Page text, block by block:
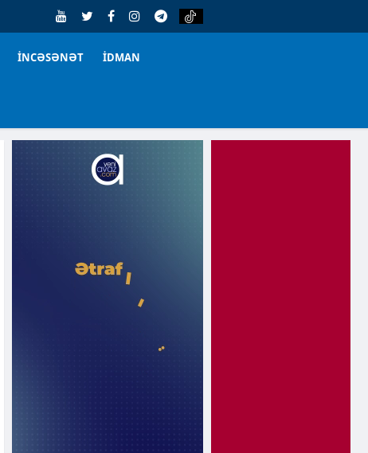
İNCƏSƏNƏT İDMAN